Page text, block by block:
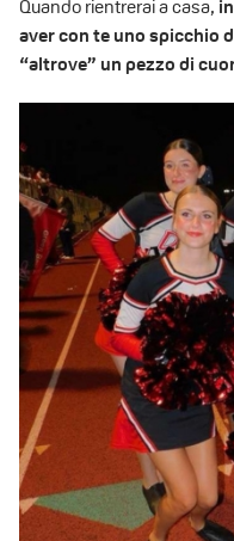
Quando rientrerai a casa,
aver con te uno spicchio
“altrove” un pezzo di